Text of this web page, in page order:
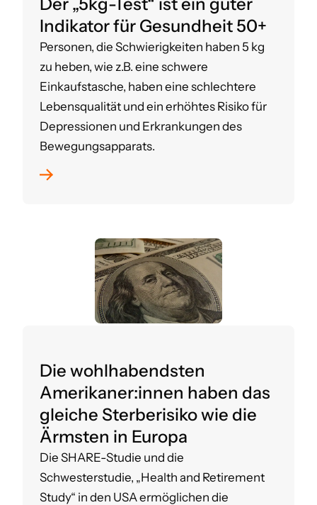
Der „5kg-Test“ ist ein guter
Indikator für Gesundheit 50+
Personen, die Schwierigkeiten haben 5 kg
zu heben, wie z.B. eine schwere
Einkaufstasche, haben eine schlechtere
Lebensqualität und ein erhöhtes Risiko für
Depressionen und Erkrankungen des
Bewegungsapparats.
Die wohlhabendsten
Amerikaner:innen haben das
gleiche Sterberisiko wie die
Ärmsten in Europa
Die SHARE-Studie und die
Schwesterstudie, „Health and Retirement
Study“ in den USA ermöglichen die